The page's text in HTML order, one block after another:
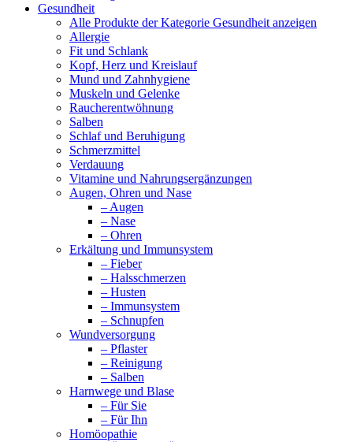
Gesundheit
Alle Produkte der Kategorie Gesundheit anzeigen
Allergie
Fit und Schlank
Kopf, Herz und Kreislauf
Mund und Zahnhygiene
Muskeln und Gelenke
Raucherentwöhnung
Salben
Schlaf und Beruhigung
Schmerzmittel
Verdauung
Vitamine und Nahrungsergänzungen
Augen, Ohren und Nase
– Augen
– Nase
– Ohren
Erkältung und Immunsystem
– Fieber
– Halsschmerzen
– Husten
– Immunsystem
– Schnupfen
Wundversorgung
– Pflaster
– Reinigung
– Salben
Harnwege und Blase
– Für Sie
– Für Ihn
Homöopathie